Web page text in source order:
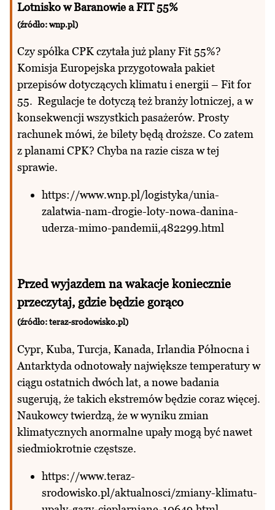
Lotnisko w Baranowie a FIT 55%
(źródło: wnp.pl)
Czy spółka CPK czytała już plany Fit 55%?
Komisja Europejska przygotowała pakiet
przepisów dotyczących klimatu i energii – Fit for
55. Regulacje te dotyczą też branży lotniczej, a w
konsekwencji wszystkich pasażerów. Prosty
rachunek mówi, że bilety będą droższe. Co zatem
z planami CPK? Chyba na razie cisza w tej
sprawie.
https://www.wnp.pl/logistyka/unia-
zalatwia-nam-drogie-loty-nowa-danina-
uderza-mimo-pandemii,482299.html
Przed wyjazdem na wakacje koniecznie
przeczytaj, gdzie będzie gorąco
(źródło: teraz-srodowisko.pl)
Cypr, Kuba, Turcja, Kanada, Irlandia Północna i
Antarktyda odnotowały największe temperatury w
ciągu ostatnich dwóch lat, a nowe badania
sugerują, że takich ekstremów będzie coraz więcej.
Naukowcy twierdzą, że w wyniku zmian
klimatycznych anormalne upały mogą być nawet
siedmiokrotnie częstsze.
https://www.teraz-
srodowisko.pl/aktualnosci/zmiany-klimatu-